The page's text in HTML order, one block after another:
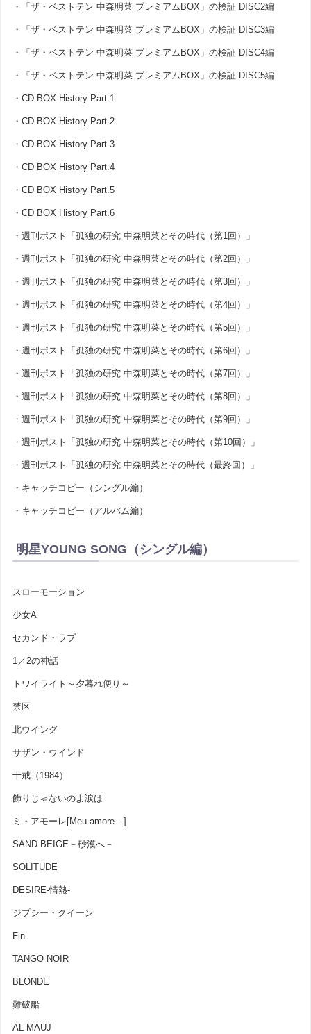
・「ザ・ベストテン 中森明菜 プレミアムBOX」の検証 DISC2編
・「ザ・ベストテン 中森明菜 プレミアムBOX」の検証 DISC3編
・「ザ・ベストテン 中森明菜 プレミアムBOX」の検証 DISC4編
・「ザ・ベストテン 中森明菜 プレミアムBOX」の検証 DISC5編
・CD BOX History Part.1
・CD BOX History Part.2
・CD BOX History Part.3
・CD BOX History Part.4
・CD BOX History Part.5
・CD BOX History Part.6
・週刊ポスト「孤独の研究 中森明菜とその時代（第1回）」
・週刊ポスト「孤独の研究 中森明菜とその時代（第2回）」
・週刊ポスト「孤独の研究 中森明菜とその時代（第3回）」
・週刊ポスト「孤独の研究 中森明菜とその時代（第4回）」
・週刊ポスト「孤独の研究 中森明菜とその時代（第5回）」
・週刊ポスト「孤独の研究 中森明菜とその時代（第6回）」
・週刊ポスト「孤独の研究 中森明菜とその時代（第7回）」
・週刊ポスト「孤独の研究 中森明菜とその時代（第8回）」
・週刊ポスト「孤独の研究 中森明菜とその時代（第9回）」
・週刊ポスト「孤独の研究 中森明菜とその時代（第10回）」
・週刊ポスト「孤独の研究 中森明菜とその時代（最終回）」
・キャッチコピー（シングル編）
・キャッチコピー（アルバム編）
明星YOUNG SONG（シングル編）
スローモーション
少女A
セカンド・ラブ
1／2の神話
トワイライト～夕暮れ便り～
禁区
北ウイング
サザン・ウインド
十戒（1984）
飾りじゃないのよ涙は
ミ・アモーレ[Meu amore…]
SAND BEIGE－砂漠へ－
SOLITUDE
DESIRE-情熱-
ジプシー・クイーン
Fin
TANGO NOIR
BLONDE
難破船
AL-MAUJ